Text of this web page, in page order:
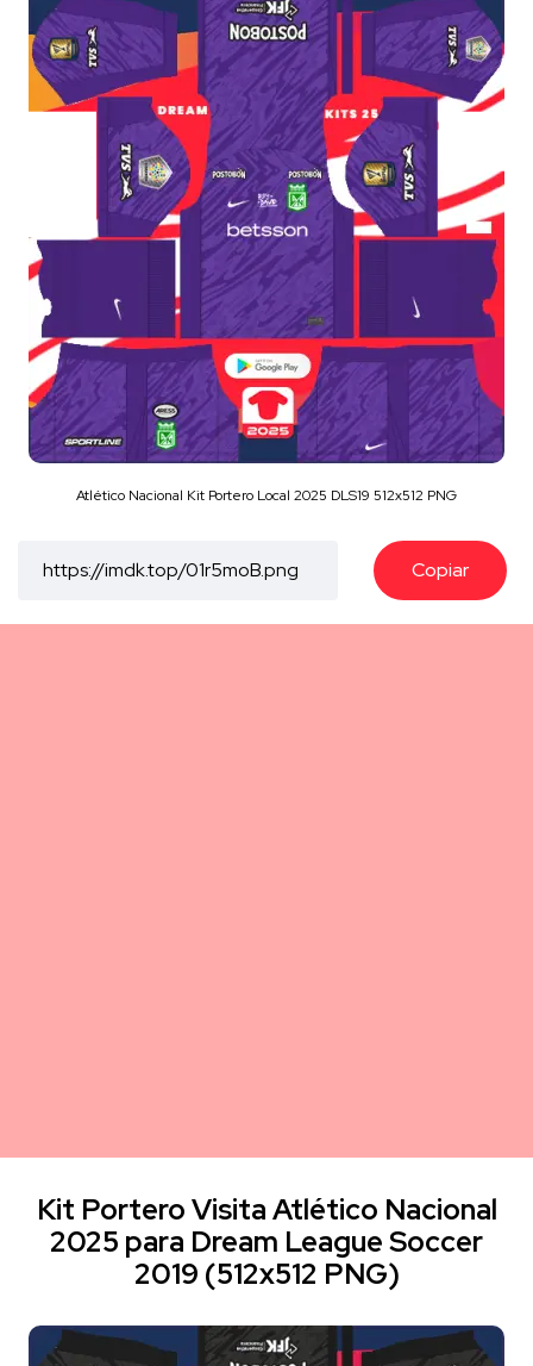
Atlético Nacional Kit Portero Local 2025 DLS19 512x512 PNG
Copiar
Kit Portero Visita Atlético Nacional
2025 para Dream League Soccer
2019 (512x512 PNG)